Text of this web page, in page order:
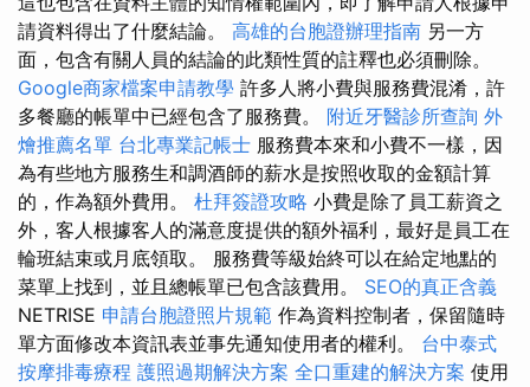
請資料得出了什麼結論。 高雄的台胞證辦理指南 另一方
面，包含有關人員的結論的此類性質的註釋也必須刪除。
Google商家檔案申請教學 許多人將小費與服務費混淆，許
多餐廳的帳單中已經包含了服務費。 附近牙醫診所查詢 外
燴推薦名單 台北專業記帳士 服務費本來和小費不一樣，因
為有些地方服務生和調酒師的薪水是按照收取的金額計算
的，作為額外費用。 杜拜簽證攻略 小費是除了員工薪資之
外，客人根據客人的滿意度提供的額外福利，最好是員工在
輪班結束或月底領取。 服務費等級始終可以在給定地點的
菜單上找到，並且總帳單已包含該費用。 SEO的真正含義
NETRISE 申請台胞證照片規範 作為資料控制者，保留隨時
單方面修改本資訊表並事先通知使用者的權利。 台中泰式
按摩排毒療程 護照過期解決方案 全口重建的解決方案 使用